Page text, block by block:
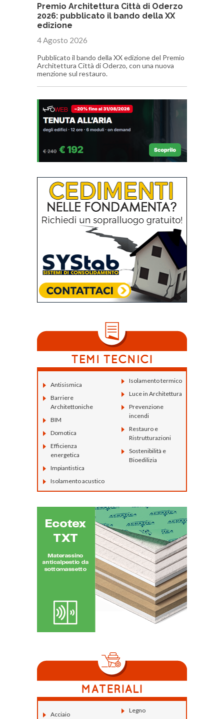
Premio Architettura Città di Oderzo
2026: pubblicato il bando della XX
edizione
4 Agosto 2026
Pubblicato il bando della XX edizione del Premio
Architettura Città di Oderzo, con una nuova
menzione sul restauro.
Antisismica
Barriere
Architettoniche
BIM
Domotica
Efficienza
energetica
Impiantistica
Isolamento acustico
Isolamento termico
Luce in Architettura
Prevenzione
incendi
Restauro e
Ristrutturazioni
Sostenibilità e
Bioedilizia
Acciaio
Legno